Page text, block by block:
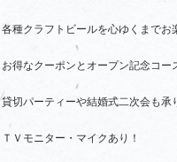
各種クラフトビールを心ゆくまでお
お得なクーポンとオープン記念コー
貸切パーティーや結婚式二次会も承
ＴＶモニター・マイクあり！